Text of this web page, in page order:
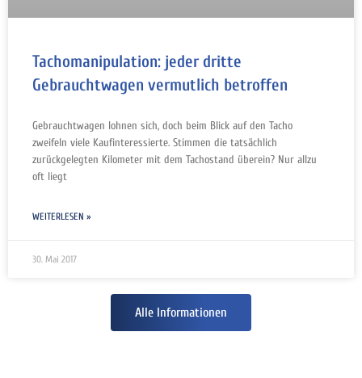
Tachomanipulation: jeder dritte
Gebrauchtwagen vermutlich betroffen
Gebrauchtwagen lohnen sich, doch beim Blick auf den Tacho
zweifeln viele Kaufinteressierte. Stimmen die tatsächlich
zurückgelegten Kilometer mit dem Tachostand überein? Nur allzu
oft liegt
WEITERLESEN »
30. Mai 2017
Alle Informationen